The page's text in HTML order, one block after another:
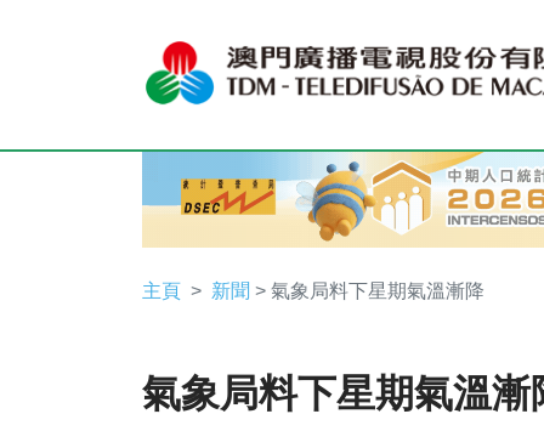
主頁 新聞 > 氣象局料下星期氣溫漸降
氣象局料下星期氣溫漸